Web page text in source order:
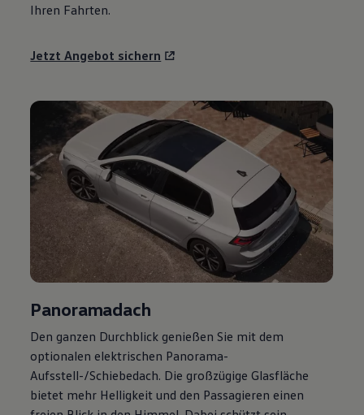
Ihren Fahrten.
Jetzt Angebot sichern
Panoramadach
Den ganzen Durchblick genießen Sie mit dem
optionalen elektrischen Panorama-
Aufsstell-/Schiebedach. Die großzügige Glasfläche
bietet mehr Helligkeit und den Passagieren einen